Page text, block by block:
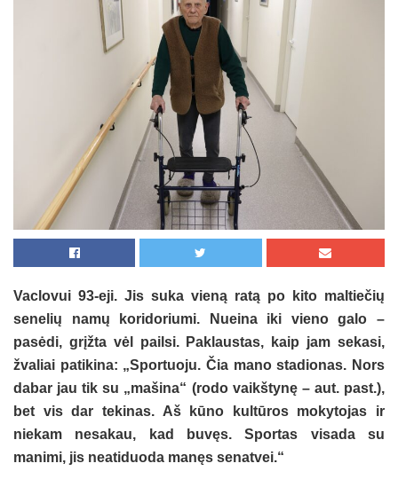
Vaclovui 93-eji. Jis suka vieną ratą po kito maltiečių
senelių namų koridoriumi. Nueina iki vieno galo –
pasėdi, grįžta vėl pailsi. Paklaustas, kaip jam sekasi,
žvaliai patikina: „Sportuoju. Čia mano stadionas. Nors
dabar jau tik su „mašina“ (rodo vaikštynę – aut. past.),
bet vis dar tekinas. Aš kūno kultūros mokytojas ir
niekam nesakau, kad buvęs. Sportas visada su
manimi, jis neatiduoda manęs senatvei.“